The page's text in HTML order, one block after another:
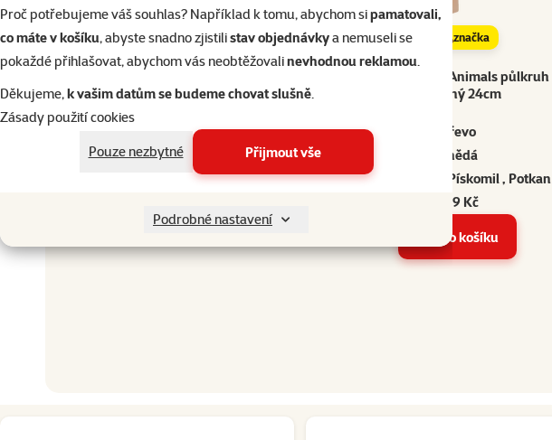
Proč potřebujeme váš souhlas? Například k tomu, abychom sipamatovali,
co máte v košíku, abyste snadno zjistilistav objednávkya nemuseli se
pokaždé přihlašovat, abychom vás neobtěžovalinevhodnou reklamou.
Děkujeme,k vašim datům se budeme chovat slušně.
Zásady použití cookies
Pouze nezbytné
Přijmout vše
Podrobné nastavení
značka
Domek Small Animals půlkruh
dřevěný 24cm
Materiál
Dřevo
Barva
Hnědá
Druh drobného savce
Osmák degu, Pískomil , Potkan
299 Kč
Ostatní
Do košíku